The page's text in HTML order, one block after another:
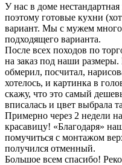
У нас в доме
поэтому готовые кухни
вариант. Мы с мужем
подходящего варианта.
После всех походов по
на заказ под наши
обмерил, посчитал,
хотелось, и картинка в
скажу, что это самый
вписалась и цвет выбрала
Примерно через 2 недели
красавицу! «Благодаря»
помучиться с монтажом
получился отменный.
Большое всем спасибо!